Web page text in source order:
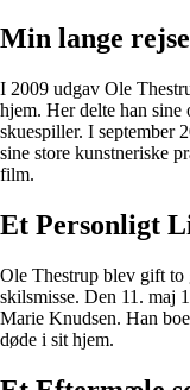
Min lange
I 2009 udgav Ole
hjem. Her delte han
skuespiller. I september
sine store kunstneriske
film.
Et Personligt
Ole Thestrup blev gift to
skilsmisse. Den 11. maj
Marie Knudsen. Han
døde i sit hjem.